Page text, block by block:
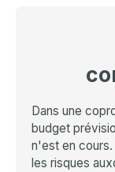
Dans une
budget
n'est en cours.
les risques